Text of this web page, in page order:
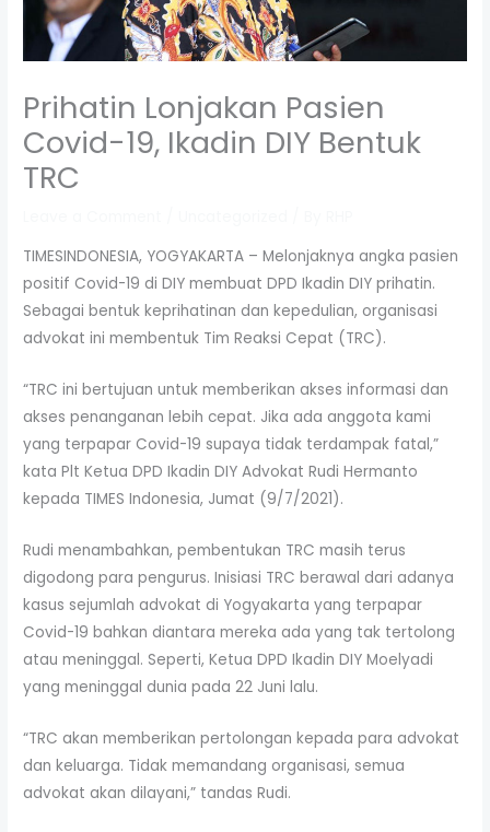
Prihatin Lonjakan Pasien
Covid-19, Ikadin DIY Bentuk
TRC
TIMESINDONESIA, YOGYAKARTA – Melonjaknya angka pasien
positif Covid-19 di DIY membuat DPD Ikadin DIY prihatin.
Sebagai bentuk keprihatinan dan kepedulian, organisasi
advokat ini membentuk Tim Reaksi Cepat (TRC).
“TRC ini bertujuan untuk memberikan akses informasi dan
akses penanganan lebih cepat. Jika ada anggota kami
yang terpapar Covid-19 supaya tidak terdampak fatal,”
kata Plt Ketua DPD Ikadin DIY Advokat Rudi Hermanto
kepada TIMES Indonesia, Jumat (9/7/2021).
Rudi menambahkan, pembentukan TRC masih terus
digodong para pengurus. Inisiasi TRC berawal dari adanya
kasus sejumlah advokat di Yogyakarta yang terpapar
Covid-19 bahkan diantara mereka ada yang tak tertolong
atau meninggal. Seperti, Ketua DPD Ikadin DIY Moelyadi
yang meninggal dunia pada 22 Juni lalu.
“TRC akan memberikan pertolongan kepada para advokat
dan keluarga. Tidak memandang organisasi, semua
advokat akan dilayani,” tandas Rudi.